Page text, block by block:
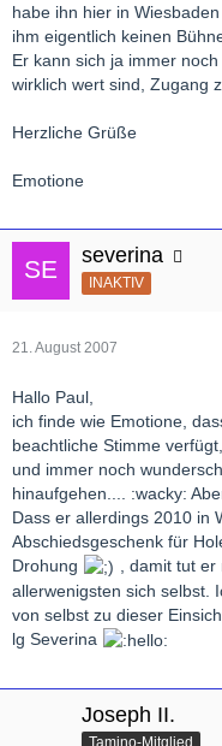
habe ihn hier in
ihm eigentlich keinen
Er kann sich ja immer
wirklich wert sind, Zugang
Herzliche Grüße
Emotione
severina
INAKTIV
21. August 2007
Hallo Paul,
ich finde wie Emotione,
beachtliche Stimme
und immer noch
hinaufgehen.... :wacky:
Dass er allerdings 2010 in
Abschiedsgeschenk für
Drohung
, damit tut
allerwenigsten sich selbst.
von selbst zu dieser
lg Severina
Joseph II.
Tamino-Mitglied